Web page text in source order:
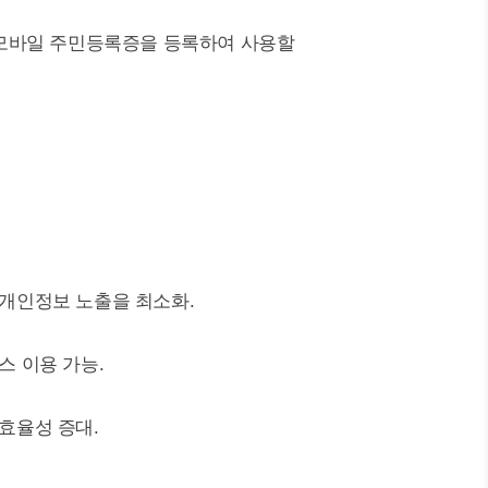
일 주민등록증을 등록하여 사용할
인정보 노출을 최소화.
이용 가능.
율성 증대.